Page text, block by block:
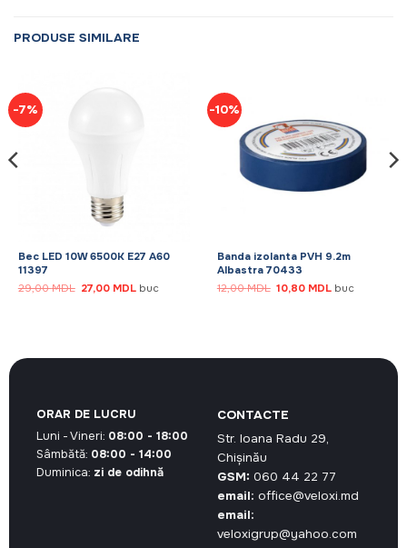
PRODUSE SIMILARE
-7%
Bec LED 10W 6500K E27 A60
11397
29,00MDL Prețul
inițial
27,00 MDLPrețul
buc
-10%
Banda izolanta PVH 9.2m
Albastra 70433
12,00MDL Prețul
inițial
10,80 MDLPrețul
buc
CONTACTE
Str. Ioana Radu 29,
Chișinău
GSM: 060 44 22 77
email: office@veloxi.md
email:
veloxigrup@yahoo.com
ORAR DE LUCRU
Luni - Vineri: 08:00 - 18:00
Sâmbătă: 08:00 - 14:00
Duminica: zi de odihnă